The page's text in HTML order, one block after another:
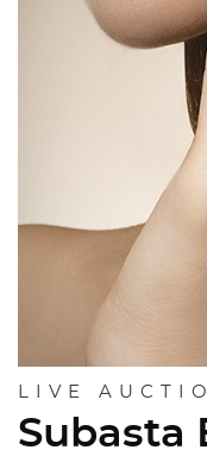
LIVE
Subasta